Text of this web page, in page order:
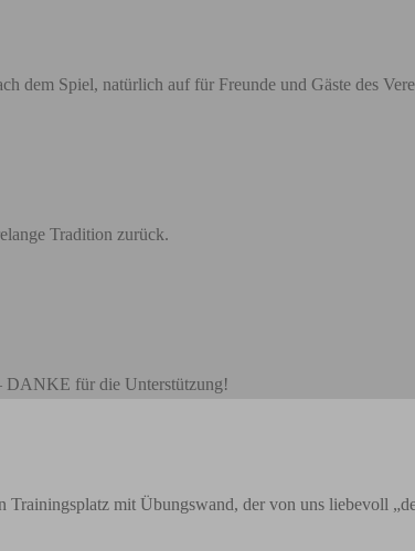
dem Spiel, natürlich auf für Freunde und Gäste des
Tradition zurück.
DANKE für die Unterstützung!
Trainingsplatz mit Übungswand, der von uns liebevoll